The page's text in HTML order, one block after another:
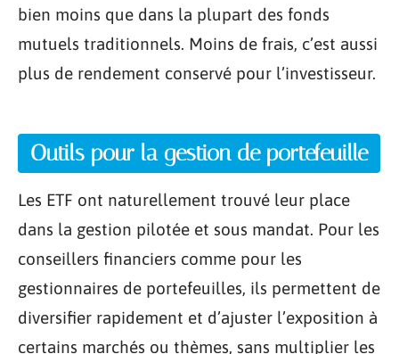
bien moins que dans la plupart des fonds
mutuels traditionnels. Moins de frais, c’est aussi
plus de rendement conservé pour l’investisseur.
Outils pour la gestion de portefeuille
Les ETF ont naturellement trouvé leur place
dans la gestion pilotée et sous mandat. Pour les
conseillers financiers comme pour les
gestionnaires de portefeuilles, ils permettent de
diversifier rapidement et d’ajuster l’exposition à
certains marchés ou thèmes, sans multiplier les